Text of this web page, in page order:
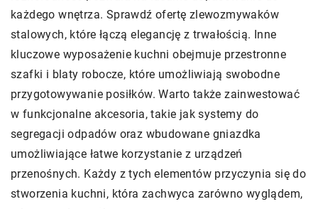
każdego wnętrza. Sprawdź ofertę zlewozmywaków
stalowych, które łączą elegancję z trwałością. Inne
kluczowe wyposażenie kuchni obejmuje przestronne
szafki i blaty robocze, które umożliwiają swobodne
przygotowywanie posiłków. Warto także zainwestować
w funkcjonalne akcesoria, takie jak systemy do
segregacji odpadów oraz wbudowane gniazdka
umożliwiające łatwe korzystanie z urządzeń
przenośnych. Każdy z tych elementów przyczynia się do
stworzenia kuchni, która zachwyca zarówno wyglądem,